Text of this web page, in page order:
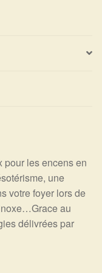
pour les encens en
une
votre foyer lors de
au
délivrées par